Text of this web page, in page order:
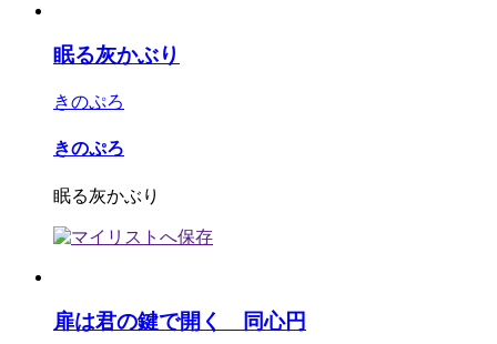
眠る灰かぶり
きのぷろ
きのぷろ
眠る灰かぶり
扉は君の鍵で開く 同心円